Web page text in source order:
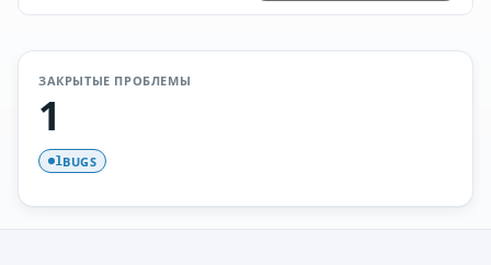
ЗАКРЫТЫЕ ПРОБЛЕМЫ
1
1BUGS